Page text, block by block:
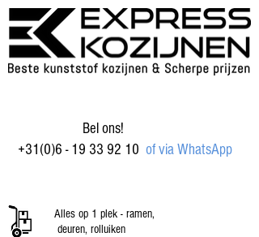
Bel ons!
+31(0)6 - 19 33 92 10 of via WhatsApp
Alles op 1 plek - ramen,
deuren, rolluiken